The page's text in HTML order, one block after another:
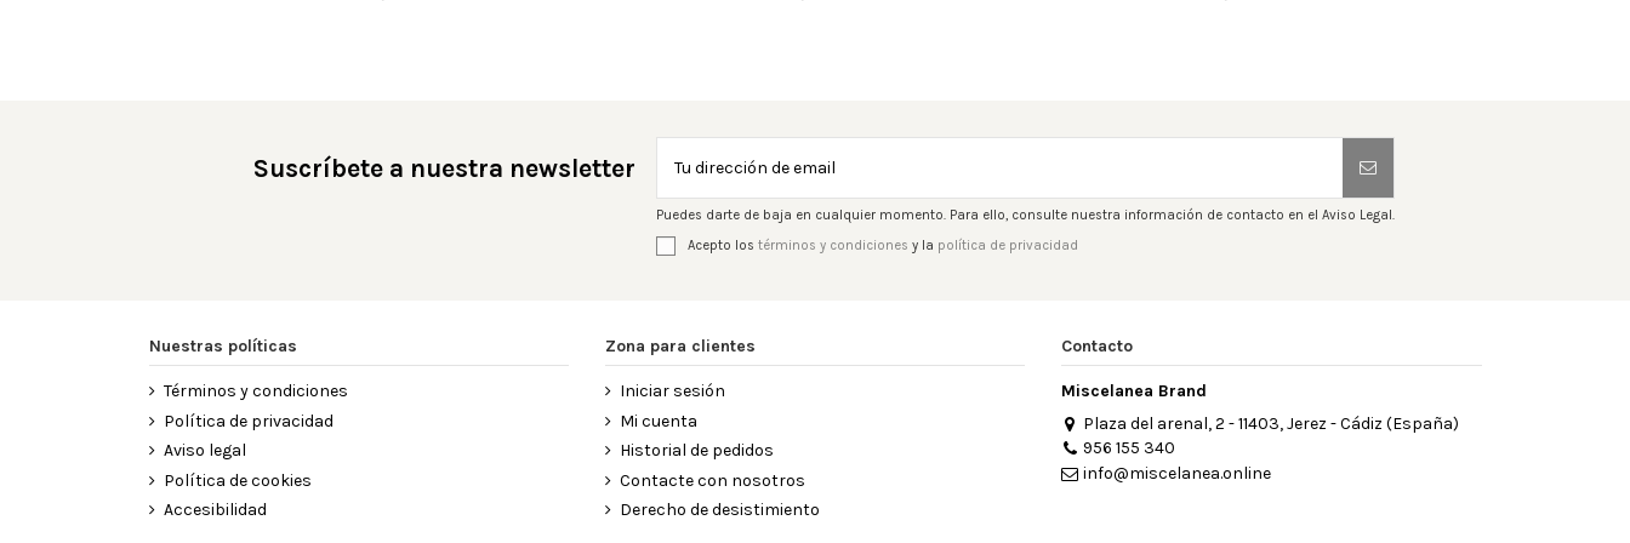
Suscríbete a nuestra newsletter
Puedes darte de baja en cualquier momento. Para ello, consulte nuestra información de contacto en el Aviso Legal.
Acepto los términos y condiciones y la política de privacidad
Nuestras políticas
Términos y condiciones
Política de privacidad
Aviso legal
Política de cookies
Accesibilidad
Zona para clientes
Iniciar sesión
Mi cuenta
Historial de pedidos
Contacte con nosotros
Derecho de desistimiento
Contacto
Miscelanea Brand
Plaza del arenal, 2 - 11403, Jerez - Cádiz (España)
956 155 340
info@miscelanea.online